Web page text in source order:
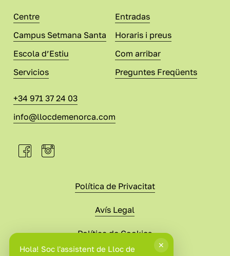
Centre
Campus Setmana Santa
Escola d’Estiu
Servicios
Entradas
Horaris i preus
Com arribar
Preguntes Freqüents
+34 971 37 24 03
info@llocdemenorca.com
Política de Privacitat
Avís Legal
Política de Cookies